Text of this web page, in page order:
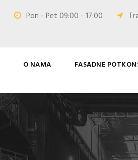
Pon - Pet 09:00 - 17:00
O NAMA FASADNE